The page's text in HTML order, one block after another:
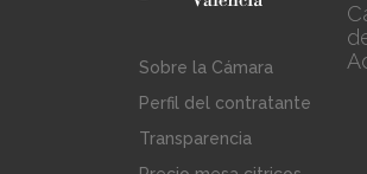
Sobre la Cámara
Perfil del contratante
Transparencia